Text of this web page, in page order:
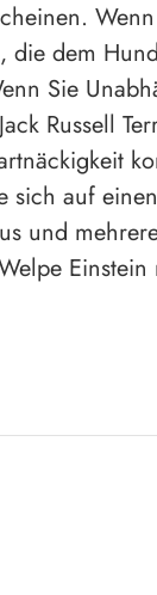
die dem
Sie
Russell
sich auf
und